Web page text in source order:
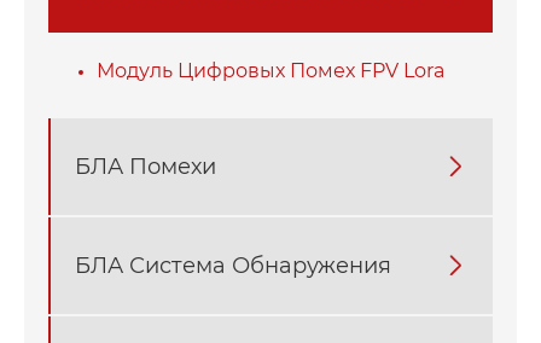
Модуль Цифровых Помех FPV Lora
БЛА Помехи 
БЛА Система Обнаружения 